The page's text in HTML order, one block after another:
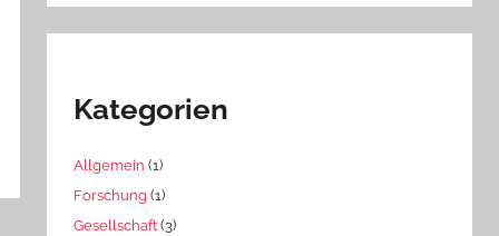
Kategorien
Allgemein (1)
Forschung (1)
Gesellschaft (3)